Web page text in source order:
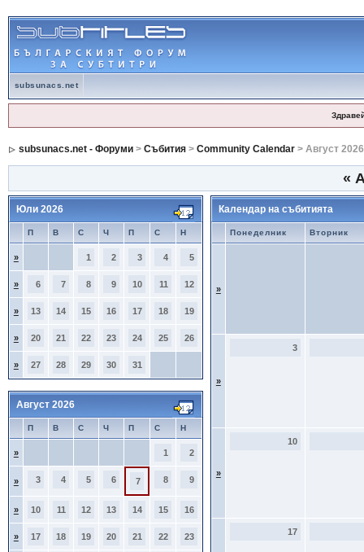
subsunacs.net
subsunacs.net - Форуми> Събития> Community Calendar> Август 2026
«
Юли 2026
П В С Ч П С Н
» 1 2 3 4 5
» 6 7 8 9 10 11 12
» 13 14 15 16 17 18 19
» 20 21 22 23 24 25 26
» 27 28 29 30 31
Август 2026
П В С Ч П С Н
» 1 2
» 3 4 5 6 7 8 9
» 10 11 12 13 14 15 16
» 17 18 19 20 21 22 23
Календар на събитията
Понеделник Вторник
»
»
3
»
10
17